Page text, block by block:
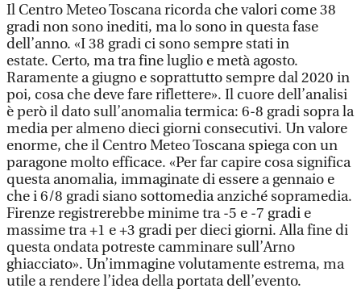
Il Centro Meteo Toscana ricorda che valori come 38
gradi non sono inediti, ma lo sono in questa fase
dell’anno. «I 38 gradi ci sono sempre stati in
estate. Certo, ma tra fine luglio e metà agosto.
Raramente a giugno e soprattutto sempre dal 2020 in
poi, cosa che deve fare riflettere». Il cuore dell’analisi
è però il dato sull’anomalia termica: 6-8 gradi sopra la
media per almeno dieci giorni consecutivi. Un valore
enorme, che il Centro Meteo Toscana spiega con un
paragone molto efficace. «Per far capire cosa significa
questa anomalia, immaginate di essere a gennaio e
che i 6/8 gradi siano sottomedia anziché sopramedia.
Firenze registrerebbe minime tra -5 e -7 gradi e
massime tra +1 e +3 gradi per dieci giorni. Alla fine di
questa ondata potreste camminare sull’Arno
ghiacciato». Un’immagine volutamente estrema, ma
utile a rendere l’idea della portata dell’evento.